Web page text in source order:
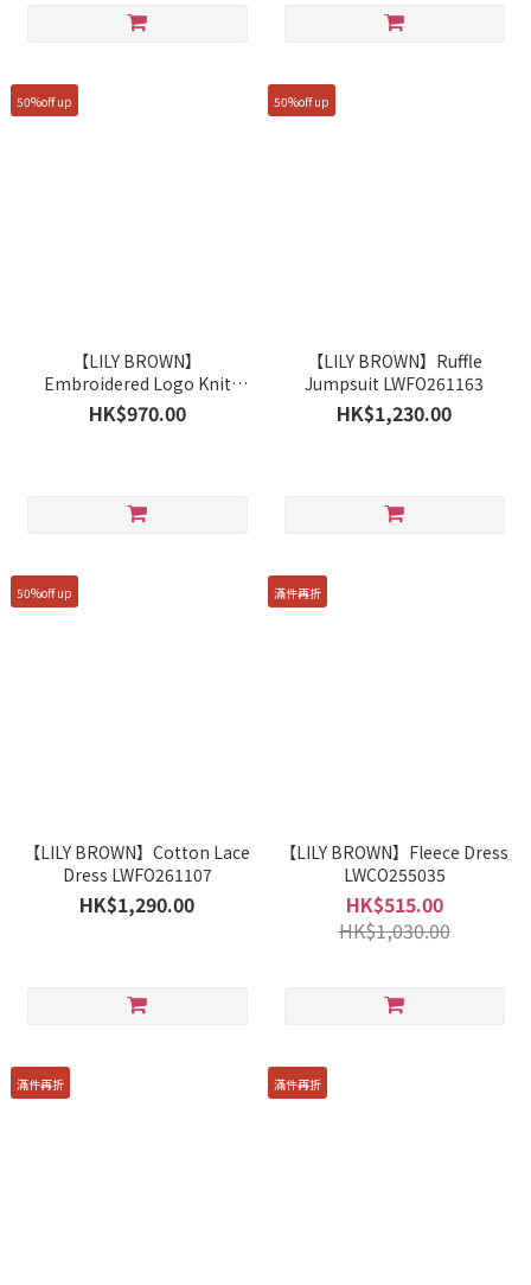
50%off up
【LILY BROWN】
Embroidered Logo Knit
Dress LWNO261131
HK$970.00
50%off up
【LILY BROWN】Ruffle
Jumpsuit LWFO261163
HK$1,230.00
50%off up
【LILY BROWN】Cotton Lace
Dress LWFO261107
HK$1,290.00
滿件再折
【LILY BROWN】Fleece Dress
LWCO255035
HK$515.00
HK$1,030.00
滿件再折 滿件再折